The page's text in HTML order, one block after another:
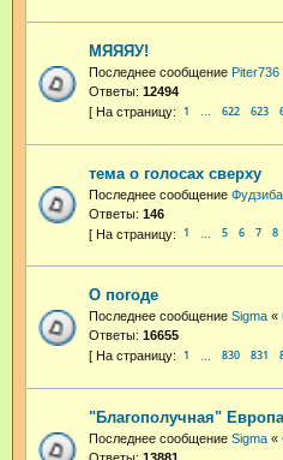
МЯЯЯУ!
Последнее сообщение Piter736
Ответы: 12494
1 … 622 623
тема о голосах сверху
Последнее сообщение
Ответы: 146
1 5 6 7 8
О погоде
Последнее сообщение Sigma «
Ответы: 16655
1 830 831
"Благополучная"
Последнее сообщение Sigma «